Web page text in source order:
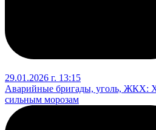
29.01.2026 г. 13:15
Аварийные бригады, уголь, ЖКХ:
сильным морозам